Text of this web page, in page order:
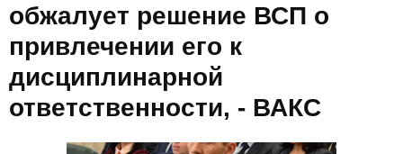
обжалует решение ВСП о
привлечении его к
дисциплинарной
ответственности, - ВАКС